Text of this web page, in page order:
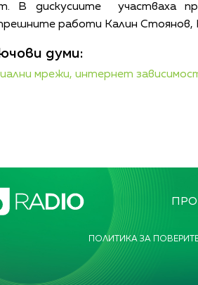
В дискусиите участваха
работи Калин Стоянов,
думи:
мрежи, интернет
ПОЛИТИКА ЗА